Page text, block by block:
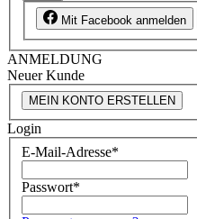
Mit Facebook anmelden
ANMELDUNG
Neuer Kunde
MEIN KONTO ERSTELLEN
Login
E-Mail-Adresse*
Passwort*